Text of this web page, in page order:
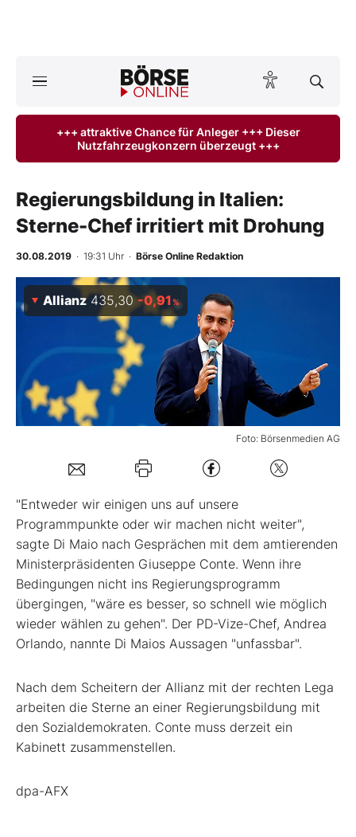
ktuelle Ausgabe BÖRSE ONLINE lesen
Anlageprodukte
Finanz-Check
BO-Musterdepots
Experten
Mein B:O
Kontakt
+++ attraktive Chance für Anleger +++ Dieser
Nutzfahrzeugkonzern überzeugt +++
Regierungsbildung in Italien:
Sterne-Chef irritiert mit Drohung
30.08.2019 · 19:31 Uhr · Börse Online Redaktion
Foto: Börsenmedien AG
Allianz 435,30 -0,91%
"Entweder wir einigen uns auf unsere
Programmpunkte oder wir machen nicht weiter",
sagte Di Maio nach Gesprächen mit dem amtierenden
Ministerpräsidenten Giuseppe Conte. Wenn ihre
Bedingungen nicht ins Regierungsprogramm
übergingen, "wäre es besser, so schnell wie möglich
wieder wählen zu gehen". Der PD-Vize-Chef, Andrea
Orlando, nannte Di Maios Aussagen "unfassbar".
Nach dem Scheitern der Allianz mit der rechten Lega
arbeiten die Sterne an einer Regierungsbildung mit
den Sozialdemokraten. Conte muss derzeit ein
Kabinett zusammenstellen.
dpa-AFX